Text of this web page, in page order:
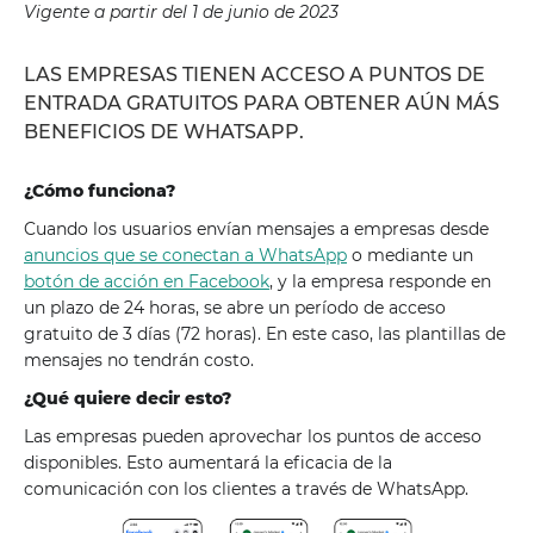
Vigente a partir del 1 de junio de 2023
LAS EMPRESAS TIENEN ACCESO A PUNTOS DE
ENTRADA GRATUITOS PARA OBTENER AÚN MÁS
BENEFICIOS DE WHATSAPP.
¿Cómo funciona?
Cuando los usuarios envían mensajes a empresas desde
anuncios que se conectan a WhatsApp o mediante un
botón de acción en Facebook, y la empresa responde en
un plazo de 24 horas, se abre un período de acceso
gratuito de 3 días (72 horas). En este caso, las plantillas de
mensajes no tendrán costo.
¿Qué quiere decir esto?
Las empresas pueden aprovechar los puntos de acceso
disponibles. Esto aumentará la eficacia de la
comunicación con los clientes a través de WhatsApp.